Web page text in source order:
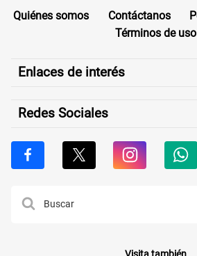
Quiénes somos Contáctanos
Términos de uso
Enlaces de interés
Redes Sociales